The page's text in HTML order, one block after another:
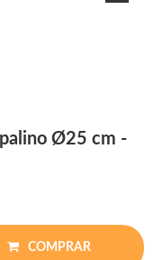
Ø25 cm -
COMPRAR